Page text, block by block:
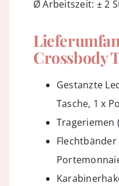
Ø Arbeitszeit: ± 2
Crossbody
Gestanzte
Tasche, 1 x
Trageriemen
Flechtbänder